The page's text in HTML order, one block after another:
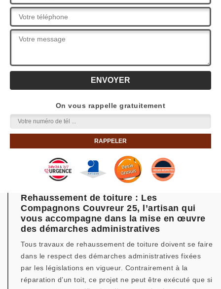
On vous rappelle gratuitement
Rehaussement de toiture : Les
Compagnons Couvreur 25, l’artisan qui
vous accompagne dans la mise en œuvre
des démarches administratives
Tous travaux de rehaussement de toiture doivent se faire
dans le respect des démarches administratives fixées
par les législations en vigueur. Contrairement à la
réparation d’un toit, ce projet ne peut être exécuté que si